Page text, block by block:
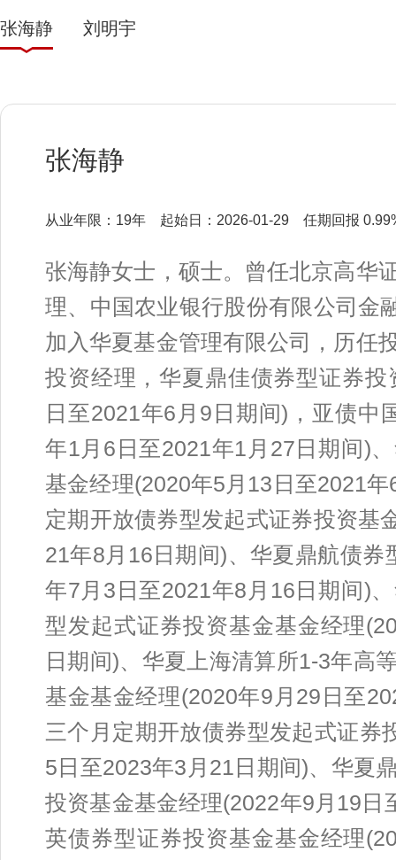
张海静 刘明宇
张海静
从业年限：19年 起始日：2026-01-29 任期回报
张海静女士，硕士。曾任北京高华
理、中国农业银行股份有限公司金
加入华夏基金管理有限公司，历任
投资经理，华夏鼎佳债券型证券
日至2021年6月9日期间)，亚债中
年1月6日至2021年1月27日期间)
基金经理(2020年5月13日至2021
定期开放债券型发起式证券投资基
21年8月16日期间)、华夏鼎航债
年7月3日至2021年8月16日期间)
型发起式证券投资基金基金经理
日期间)、华夏上海清算所1-3年高
基金基金经理(2020年9月29日至
三个月定期开放债券型发起式证券
5日至2023年3月21日期间)、华夏
投资基金基金经理(2022年9月19日
英债券型证券投资基金基金经理